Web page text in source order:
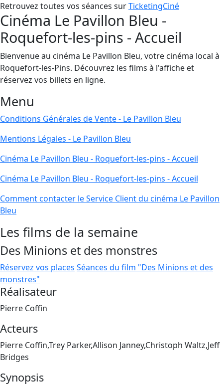
Retrouvez toutes vos séances surTicketingCiné
Cinéma Le Pavillon Bleu -
Roquefort-les-pins - Accueil
Bienvenue au cinéma Le Pavillon Bleu, votre cinéma local à
Roquefort-les-Pins. Découvrez les films à l'affiche et
réservez vos billets en ligne.
Menu
Conditions Générales de Vente - Le Pavillon Bleu
Mentions Légales - Le Pavillon Bleu
Cinéma Le Pavillon Bleu - Roquefort-les-pins - Accueil
Cinéma Le Pavillon Bleu - Roquefort-les-pins - Accueil
Comment contacter le Service Client du cinéma Le Pavillon
Bleu
Les films de la semaine
Des Minions et des monstres
Réservez vos places Séances du film "Des Minions et des
monstres"
Réalisateur
Pierre Coffin
Acteurs
Pierre Coffin,Trey Parker,Allison Janney,Christoph Waltz,Jeff
Bridges
Synopsis